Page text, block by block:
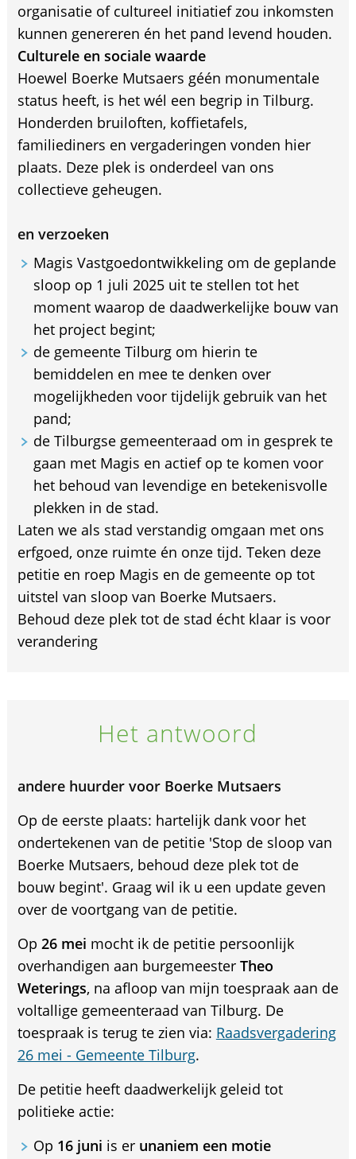
organisatie of cultureel initiatief zou inkomsten
kunnen genereren én het pand levend houden.
Culturele en sociale waarde
Hoewel Boerke Mutsaers géén monumentale
status heeft, is het wél een begrip in Tilburg.
Honderden bruiloften, koffietafels,
familiediners en vergaderingen vonden hier
plaats. Deze plek is onderdeel van ons
collectieve geheugen.
en verzoeken
Magis Vastgoedontwikkeling om de geplande
sloop op 1 juli 2025 uit te stellen tot het
moment waarop de daadwerkelijke bouw van
het project begint;
de gemeente Tilburg om hierin te
bemiddelen en mee te denken over
mogelijkheden voor tijdelijk gebruik van het
pand;
de Tilburgse gemeenteraad om in gesprek te
gaan met Magis en actief op te komen voor
het behoud van levendige en betekenisvolle
plekken in de stad.
Laten we als stad verstandig omgaan met ons
erfgoed, onze ruimte én onze tijd. Teken deze
petitie en roep Magis en de gemeente op tot
uitstel van sloop van Boerke Mutsaers.
Behoud deze plek tot de stad écht klaar is voor
verandering
Het antwoord
andere huurder voor Boerke Mutsaers
Op de eerste plaats: hartelijk dank voor het
ondertekenen van de petitie 'Stop de sloop van
Boerke Mutsaers, behoud deze plek tot de
bouw begint'. Graag wil ik u een update geven
over de voortgang van de petitie.
Op 26 mei mocht ik de petitie persoonlijk
overhandigen aan burgemeester Theo
Weterings, na afloop van mijn toespraak aan de
voltallige gemeenteraad van Tilburg. De
toespraak is terug te zien via: Raadsvergadering
26 mei - Gemeente Tilburg.
De petitie heeft daadwerkelijk geleid tot
politieke actie:
Op 16 juni is er unaniem een motie